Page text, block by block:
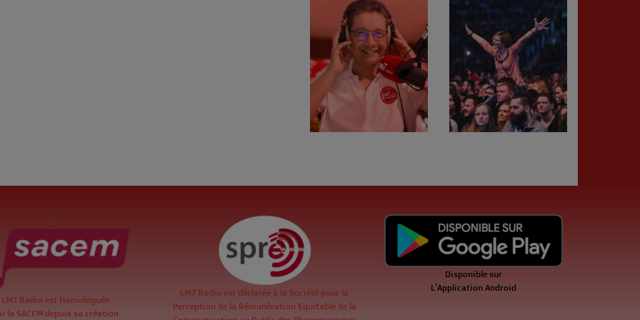
LM7 Radio est Homologuée
la SACEM depuis sa création
LM7 Radio est déclarée à la Société pour la
Perception de la Rémunération Equitable de la
Disponible sur
L'Application Android